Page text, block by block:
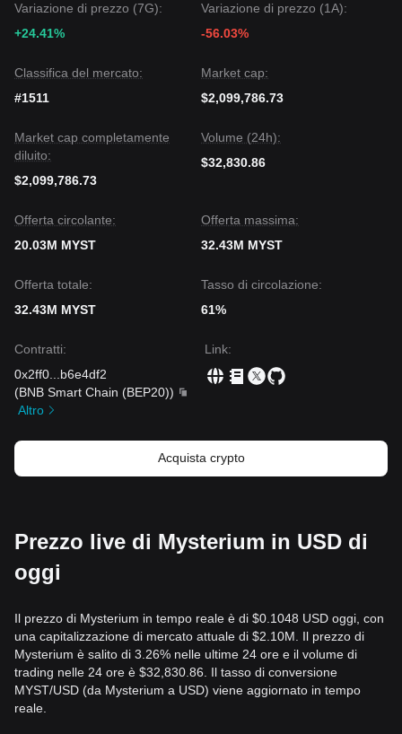
Variazione di prezzo (7G):
+24.41%
Variazione di prezzo (1A):
-56.03%
Classifica del mercato:
#1511
Market cap:
$2,099,786.73
Market cap completamente
diluito:
$2,099,786.73
Volume (24h):
$32,830.86
Offerta circolante:
20.03M MYST
Offerta massima:
32.43M MYST
Offerta totale:
32.43M MYST
Tasso di circolazione:
61%
Contratti:
0x2ff0
b6e4df2
(BNB Smart Chain (BEP20))
Altro
Link:
Acquista crypto
Prezzo live di Mysterium in USD di
oggi
Il prezzo di Mysterium in tempo reale è di $0.1048 USD oggi, con
una capitalizzazione di mercato attuale di $2.10M. Il prezzo di
Mysterium è salito di 3.26% nelle ultime 24 ore e il volume di
trading nelle 24 ore è $32,830.86. Il tasso di conversione
MYST/USD (da Mysterium a USD) viene aggiornato in tempo
reale.